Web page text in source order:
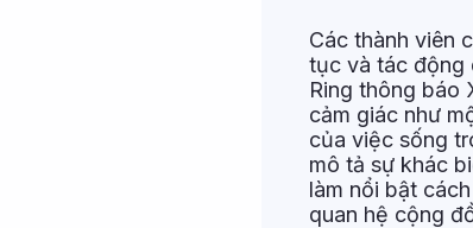
Các thành viên
tục và tác động
Ring thông báo
cảm giác như
của việc sống
mô tả sự khác
làm nổi bật
quan hệ cộng